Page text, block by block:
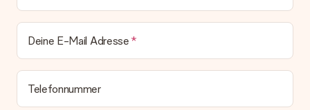
Deine E-Mail Adresse
Telefonnummer